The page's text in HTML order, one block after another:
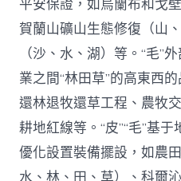
平安保證，如烏蘭布和戈
賀蘭山礦山生態修復（山
（沙、水、湖）等。“毛”
業之間“林田草”的高東西
還林退牧還草工程、農牧
耕地紅線等。“皮”“毛”基
優化設置裝備擺設，如農
水、林、田、草）、科爾